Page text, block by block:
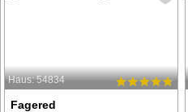
Haus: 54834
Fagered